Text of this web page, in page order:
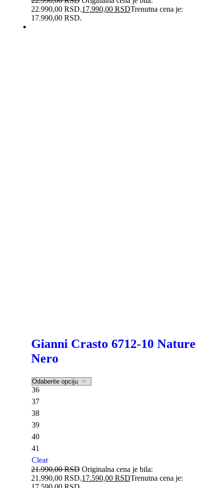
22.990,00 RSD.17.990,00 RSDTrenutna cena je:
17.990,00 RSD.
Gianni Crasto 6712-10 Nature
Nero
36
37
38
39
40
41
Clear
21.990,00RSD Originalna cena je bila:
21.990,00 RSD.17.590,00 RSDTrenutna cena je: